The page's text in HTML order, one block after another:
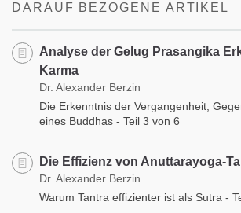
DARAUF BEZOGENE ARTIKEL
Analyse der Gelug Prasangika
Karma
Dr. Alexander Berzin
Die Erkenntnis der Vergangenheit,
eines Buddhas - Teil 3 von 6
Die Effizienz von Anuttarayoga-
Dr. Alexander Berzin
Warum Tantra effizienter ist als Sutra -